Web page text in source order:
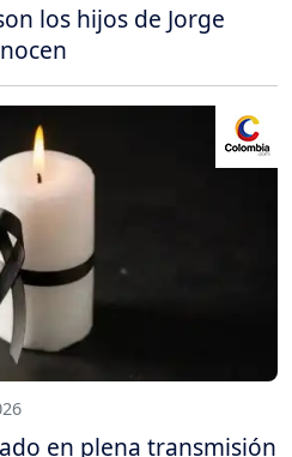
los hijos de Jorge
en plena transmisión